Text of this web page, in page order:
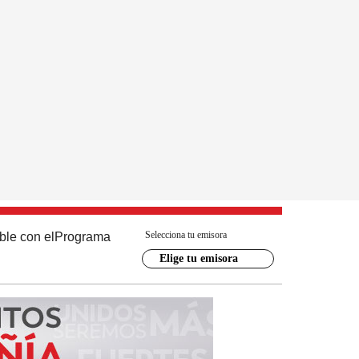
con el Programa Selecciona tu emisora
Elige tu emisora